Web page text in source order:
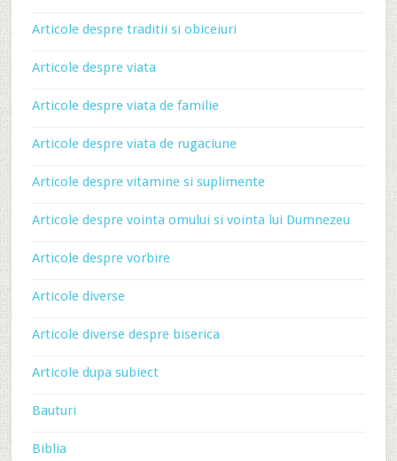
Articole despre traditii si obiceiuri
Articole despre viata
Articole despre viata de familie
Articole despre viata de rugaciune
Articole despre vitamine si suplimente
Articole despre vointa omului si vointa lui Dumnezeu
Articole despre vorbire
Articole diverse
Articole diverse despre biserica
Articole dupa subiect
Bauturi
Biblia